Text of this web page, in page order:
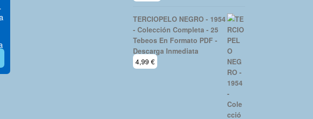
TERCIOPELO NEGRO - 1954
- Colección Completa - 25
Tebeos En Formato PDF -
Descarga Inmediata
4,99 €